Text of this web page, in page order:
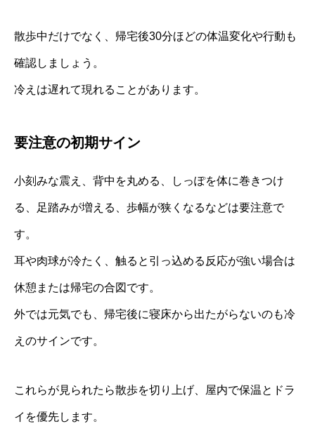
散歩中だけでなく、帰宅後30分ほどの体温変化や行動も
確認しましょう。
冷えは遅れて現れることがあります。
要注意の初期サイン
小刻みな震え、背中を丸める、しっぽを体に巻きつけ
る、足踏みが増える、歩幅が狭くなるなどは要注意で
す。
耳や肉球が冷たく、触ると引っ込める反応が強い場合は
休憩または帰宅の合図です。
外では元気でも、帰宅後に寝床から出たがらないのも冷
えのサインです。
これらが見られたら散歩を切り上げ、屋内で保温とドラ
イを優先します。